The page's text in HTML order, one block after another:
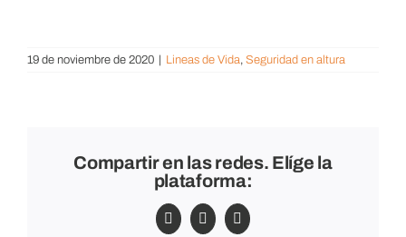
19 de noviembre de 2020 Lineas de Vida, Seguridad en altura
Compartir en las redes. Elíge la
plataforma:
Facebook
X LinkedIn